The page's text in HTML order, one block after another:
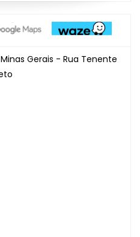
Gerais - Rua Tenente